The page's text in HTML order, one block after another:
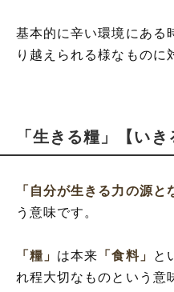
基本的に辛い環境にある
り越えられる様なものに
「生きる糧」【いき
「自分が生きる力の源と
う意味です。
「糧」 は本来 「食料」
と
れ程大切なものという意